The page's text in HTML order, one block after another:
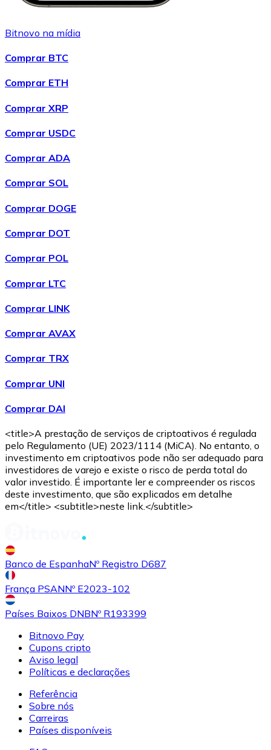
Bitnovo na mídia
Comprar BTC
Comprar ETH
Comprar XRP
Comprar USDC
Comprar ADA
Comprar SOL
Comprar DOGE
Comprar DOT
Comprar POL
Comprar LTC
Comprar LINK
Comprar AVAX
Comprar TRX
Comprar UNI
Comprar DAI
<title>A prestação de serviços de criptoativos é regulada
pelo Regulamento (UE) 2023/1114 (MiCA). No entanto, o
investimento em criptoativos pode não ser adequado para
investidores de varejo e existe o risco de perda total do
valor investido. É importante ler e compreender os riscos
deste investimento, que são explicados em detalhe
em</title> <subtitle>neste link.</subtitle>
Banco de EspanhaNº Registro D687
França PSANNº E2023-102
Países Baixos DNBNº R193399
Bitnovo Pay
Cupons cripto
Aviso legal
Políticas e declarações
Referência
Sobre nós
Carreiras
Países disponíveis